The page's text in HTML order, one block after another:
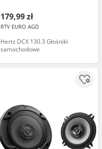
179,99 zł
RTV EURO AGD
Hertz DCX 130.3 Głośniki
samochodowe